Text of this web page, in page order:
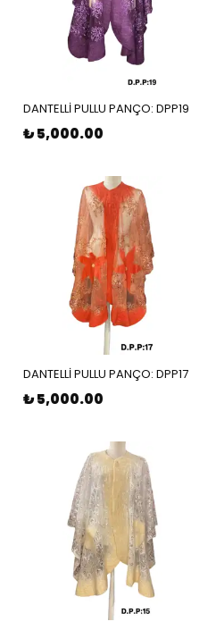
DANTELLİ PULLU PANÇO: DPP19
₺ 5,000.00
DANTELLİ PULLU PANÇO: DPP17
₺ 5,000.00